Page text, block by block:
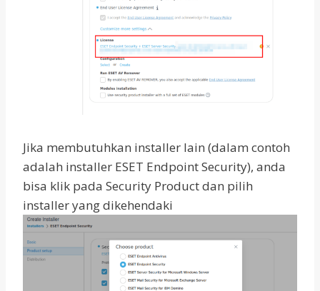
Jika membutuhkan installer lain (dalam contoh
adalah installer ESET Endpoint Security), anda
bisa klik pada Security Product dan pilih
installer yang dikehendaki